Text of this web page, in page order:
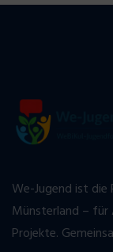
We-Jugend ist
Münsterland – für
Projekte.